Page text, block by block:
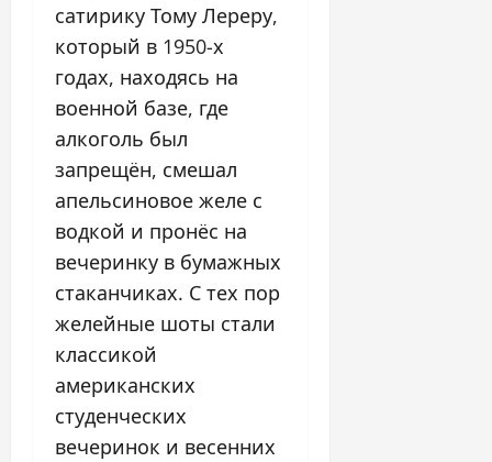
сатирику Тому Лереру,
который в 1950-х
годах, находясь на
военной базе, где
алкоголь был
запрещён, смешал
апельсиновое желе с
водкой и пронёс на
вечеринку в бумажных
стаканчиках. С тех пор
желейные шоты стали
классикой
американских
студенческих
вечеринок и весенних